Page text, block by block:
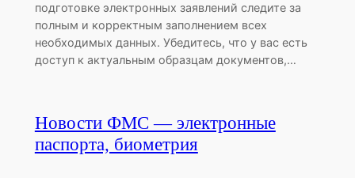
подготовке электронных заявлений следите за
полным и корректным заполнением всех
необходимых данных. Убедитесь, что у вас есть
доступ к актуальным образцам документов,…
Новости ФМС — электронные
паспорта, биометрия